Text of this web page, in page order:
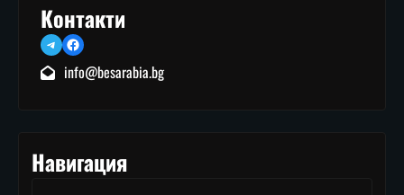
Контакти
TelegramFacebook
info@besarabia.bg
Навигация